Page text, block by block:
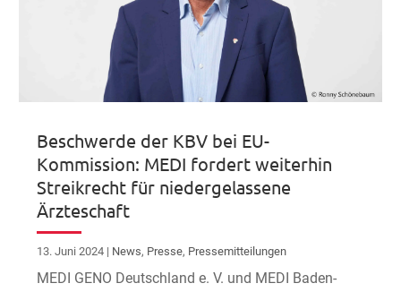
Beschwerde der KBV bei EU-
Kommission: MEDI fordert weiterhin
Streikrecht für niedergelassene
Ärzteschaft
13. Juni 2024 | News, Presse, Pressemitteilungen
MEDI GENO Deutschland e. V. und MEDI Baden-